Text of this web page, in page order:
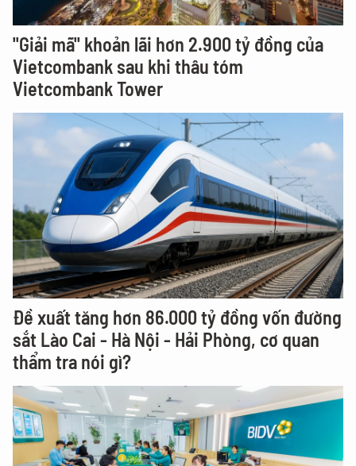
"Giải mã" khoản lãi hơn 2.900 tỷ đồng của
Vietcombank sau khi thâu tóm
Vietcombank Tower
Đề xuất tăng hơn 86.000 tỷ đồng vốn đường
sắt Lào Cai - Hà Nội - Hải Phòng, cơ quan
thẩm tra nói gì?